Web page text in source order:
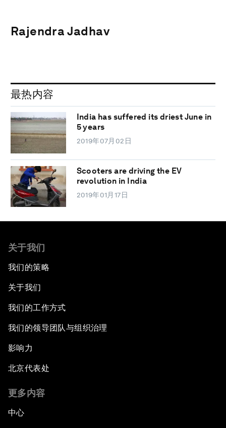
Rajendra Jadhav
最热内容
India has suffered its driest June in
5 years
2019年07月02日
Scooters are driving the EV
revolution in India
2019年01月17日
关于我们
我们的策略
关于我们
我们的工作方式
我们的领导团队与组织治理
影响力
北京代表处
更多内容
中心